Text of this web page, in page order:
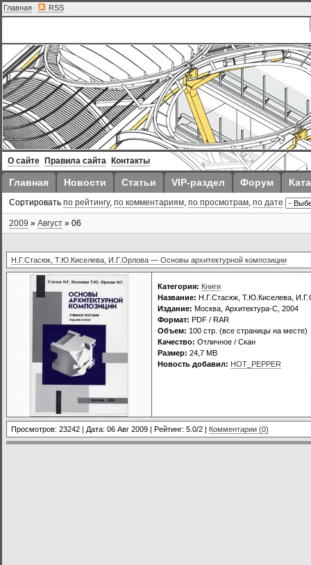
Главная | RSS
О сайте Правила сайта Контакты
Главная Новости Статьи VIP-раздел Форум
Сортировать по рейтингу, по комментариям, по просмотрам, по дате
2009 » Август » 06
Н.Г.Стасюк, Т.Ю.Киселева, И.Г.Орлова — Основы архитектурной композиции
Категория: Книги
Название: Н.Г.Стасюк, Т.Ю.Киселева,
Издание: Москва, Архитектура-С, 2004
Формат: PDF / RAR
Объем: 100 стр. (все страницы на месте)
Качество: Отличное / Скан
Размер: 24,7 MB
Новость добавил: HOT_PEPPER
Просмотров: 23242 | Дата: 06 Авг 2009 | Рейтинг: 5.0/2 | Комментарии (0)